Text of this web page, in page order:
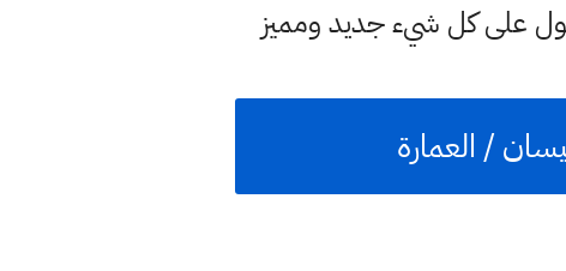
على كل شيء جديد ومميز